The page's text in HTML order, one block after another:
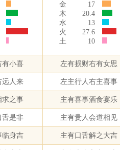
金
17
木
20.4
水
13
火
27.6
土
10
有小喜 左有损财右有女思
远人来 左主行人右主喜事
求之事 主有喜事酒食宴乐
舌是非 主有贵人会道相见
临身吉 主有口舌解之大吉